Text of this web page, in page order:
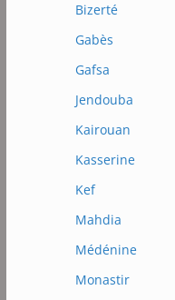
Bizerté
Gabès
Gafsa
Jendouba
Kairouan
Kasserine
Kef
Mahdia
Médénine
Monastir